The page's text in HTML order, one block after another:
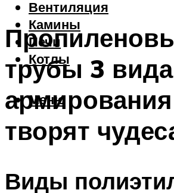
Вентиляция
Камины
Печи
Котлы
Меню
трубы 3 вида
армирования
творят
Виды